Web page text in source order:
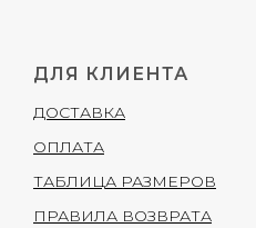
ДЛЯ КЛИЕНТА
ДОСТАВКА
ОПЛАТА
ТАБЛИЦА РАЗМЕРОВ
ПРАВИЛА ВОЗВРАТА